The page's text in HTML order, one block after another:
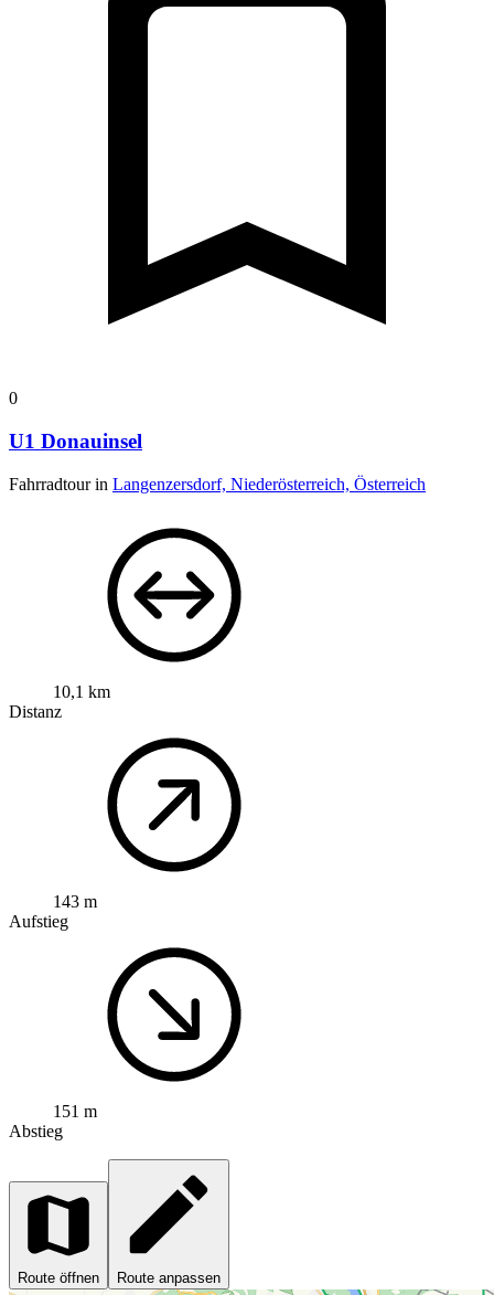
0
U1 Donauinsel
Fahrradtour in Langenzersdorf, Niederösterreich, Österreich
10,1 km
Distanz
143 m
Aufstieg
151 m
Abstieg
Route öffnen Route anpassen